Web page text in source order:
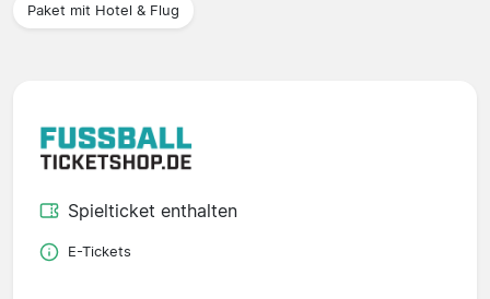
Paket mit Hotel & Flug
Spielticket enthalten
E-Tickets